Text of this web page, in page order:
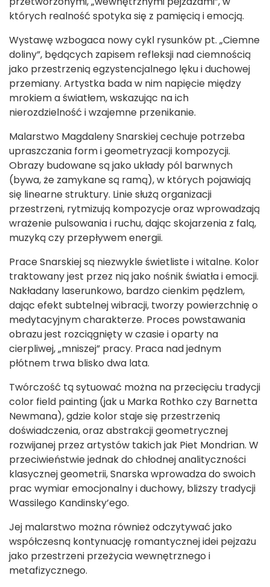
których realność spotyka się z pamięcią i emocją.
Wystawę wzbogaca nowy cykl rysunków pt. „Ciemne
doliny”, będących zapisem refleksji nad ciemnością
jako przestrzenią egzystencjalnego lęku i duchowej
przemiany. Artystka bada w nim napięcie między
mrokiem a światłem, wskazując na ich
nierozdzielność i wzajemne przenikanie.
Malarstwo Magdaleny Snarskiej cechuje potrzeba
upraszczania form i geometryzacji kompozycji.
Obrazy budowane są jako układy pól barwnych
(bywa, że zamykane są ramą), w których pojawiają
się linearne struktury. Linie służą organizacji
przestrzeni, rytmizują kompozycje oraz wprowadzają
wrażenie pulsowania i ruchu, dając skojarzenia z falą,
muzyką czy przepływem energii.
Prace Snarskiej są niezwykle świetliste i witalne. Kolor
traktowany jest przez nią jako nośnik światła i emocji.
Nakładany laserunkowo, bardzo cienkim pędzlem,
dając efekt subtelnej wibracji, tworzy powierzchnię o
medytacyjnym charakterze. Proces powstawania
obrazu jest rozciągnięty w czasie i oparty na
cierpliwej, „mniszej” pracy. Praca nad jednym
płótnem trwa blisko dwa lata.
Twórczość tą sytuować można na przecięciu tradycji
color field painting (jak u Marka Rothko czy Barnetta
Newmana), gdzie kolor staje się przestrzenią
doświadczenia, oraz abstrakcji geometrycznej
rozwijanej przez artystów takich jak Piet Mondrian. W
przeciwieństwie jednak do chłodnej analityczności
klasycznej geometrii, Snarska wprowadza do swoich
prac wymiar emocjonalny i duchowy, bliższy tradycji
Wassilego Kandinsky’ego.
Jej malarstwo można również odczytywać jako
współczesną kontynuację romantycznej idei pejzażu
jako przestrzeni przeżycia wewnętrznego i
metafizycznego.